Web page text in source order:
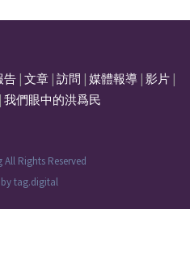
告 文章 訪問 媒體報導 影片
我們眼中的洪爲民
Rights Reserved
tag.digital